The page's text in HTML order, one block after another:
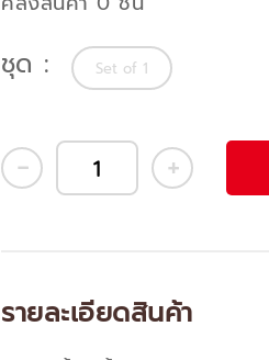
ชุด Set of 1
รายละเอียดสินค้า